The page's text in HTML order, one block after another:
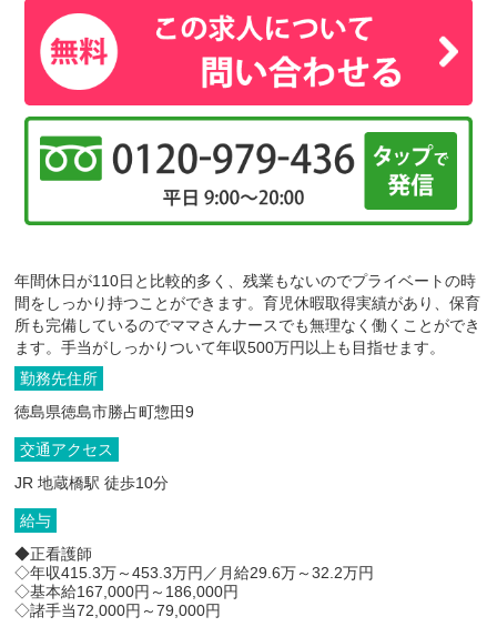
年間休日が110日と比較的多く、残業もないのでプライベートの時
間をしっかり持つことができます。育児休暇取得実績があり、保育
所も完備しているのでママさんナースでも無理なく働くことができ
ます。手当がしっかりついて年収500万円以上も目指せます。
勤務先住所
徳島県徳島市勝占町惣田9
交通アクセス
JR 地蔵橋駅 徒歩10分
給与
◆正看護師
◇年収415.3万～453.3万円／月給29.6万～32.2万円
◇基本給167,000円～186,000円
◇諸手当72,000円～79,000円